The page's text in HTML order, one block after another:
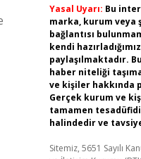
Yasal Uyarı: Bu
marka, kurum veya
bağlantısı
kendi
paylaşılmaktadır.
haber niteliği
ve kişiler hakkında
Gerçek kurum ve
tamamen
halindedir ve
Sitemiz, 5651 Sayılı